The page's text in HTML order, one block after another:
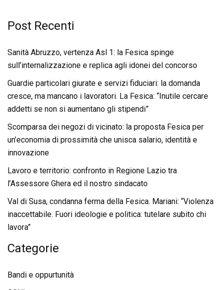
Post Recenti
Sanità Abruzzo, vertenza Asl 1: la Fesica spinge
sull’internalizzazione e replica agli idonei del concorso
Guardie particolari giurate e servizi fiduciari: la domanda
cresce, ma mancano i lavoratori. La Fesica: “Inutile cercare
addetti se non si aumentano gli stipendi”
Scomparsa dei negozi di vicinato: la proposta Fesica per
un’economia di prossimità che unisca salario, identità e
innovazione
Lavoro e territorio: confronto in Regione Lazio tra
l’Assessore Ghera ed il nostro sindacato
Val di Susa, condanna ferma della Fesica. Mariani: “Violenza
inaccettabile. Fuori ideologie e politica: tutelare subito chi
lavora”
Categorie
Bandi e oppurtunità